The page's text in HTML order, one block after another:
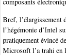
Bref, l’élargissement
l’hégémonie d’Intel
pratiquement évincé
Microsoft l’a trahi en